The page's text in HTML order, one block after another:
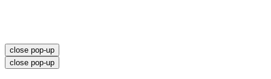
close pop-up
close pop-up